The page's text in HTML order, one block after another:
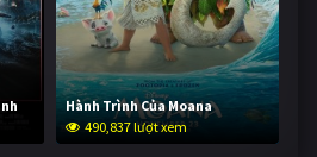
Hành Trình Của Moana
490,837 lượt xem